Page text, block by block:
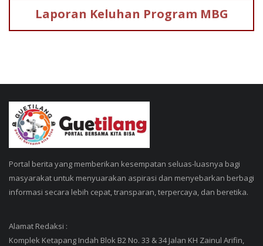
Laporan Keluhan Program MBG
Portal berita yang memberikan kesempatan seluas-luasnya bagi
masyarakat untuk menyuarakan aspirasi dan menyebarkan berbagi
informasi secara lebih cepat, transparan, terpercaya, dan beretika.
Alamat Redaksi :
Komplek Ketapang Indah Blok B2 No. 33 & 34 Jalan KH Zainul Arifin,